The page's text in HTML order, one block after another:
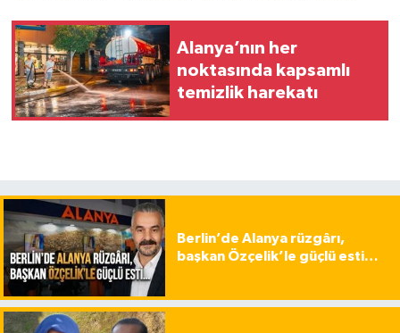
Alanya’nın her
noktasında kapsamlı
temizlik harekatı
Berlin’de Alanya rüzgârı,
başkan Özçelik’le güçlü esti…